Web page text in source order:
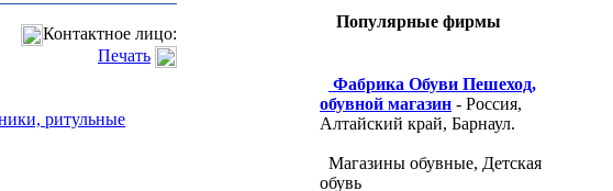
Контактное лицо:
Печать
ритульные
Популярные фирмы
Фабрика Обуви Пешеход,
обувной магазин - Россия,
Алтайский край, Барнаул.
Магазины обувные, Детская
обувь